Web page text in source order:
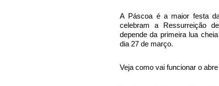
A Páscoa é a maior festa
celebram a Ressurreição
depende da primeira lua
dia 27 de março.
Veja como vai funcionar o